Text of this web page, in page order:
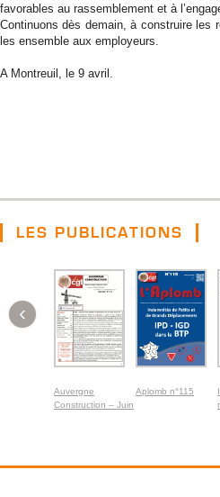
favorables au rassemblement et à
Continuons dès demain, à construire les
les ensemble aux employeurs.
A Montreuil, le 9 avril.
LES PUBLICATIONS
Auvergne
Construction – Juin
Aplomb n°115
‹